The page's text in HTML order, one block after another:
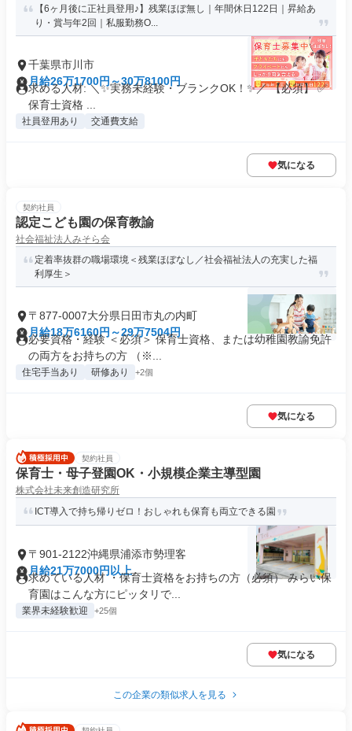
【6ヶ月後に正社員登用♪】残業ほぼ無し｜年間休日122日｜昇給あ
り・賞与年2回｜私服勤務O...
千葉県市川市
月給26万1700円～30万8100円
求める人材: ＼✨️実務未経験・ブランクOK！✨️／ 【必須】 ✅️
保育士資格 ...
社員登用あり 交通費支給
気になる
契約社員
認定こども園の保育教諭
社会福祉法人みそら会
定着率抜群の職場環境＜残業ほぼなし／社会福祉法人の充実した福
利厚生＞
〒877-0007大分県日田市丸の内町
月給18万6160円～29万7504円
必要資格・経験 ＜必須＞ 保育士資格、または幼稚園教諭免許
の両方をお持ちの方 （※...
住宅手当あり 研修あり +2個
気になる
契約社員
保育士・母子登園OK・小規模企業主導型園
株式会社未来創造研究所
ICT導入で持ち帰りゼロ！おしゃれも保育も両立できる園
〒901-2122沖縄県浦添市勢理客
月給21万7000円以上
求めている人材 ・保育士資格をお持ちの方（必須） みらい保
育園はこんな方にピッタリで...
業界未経験歓迎 +25個
気になる
この企業の類似求人を見る